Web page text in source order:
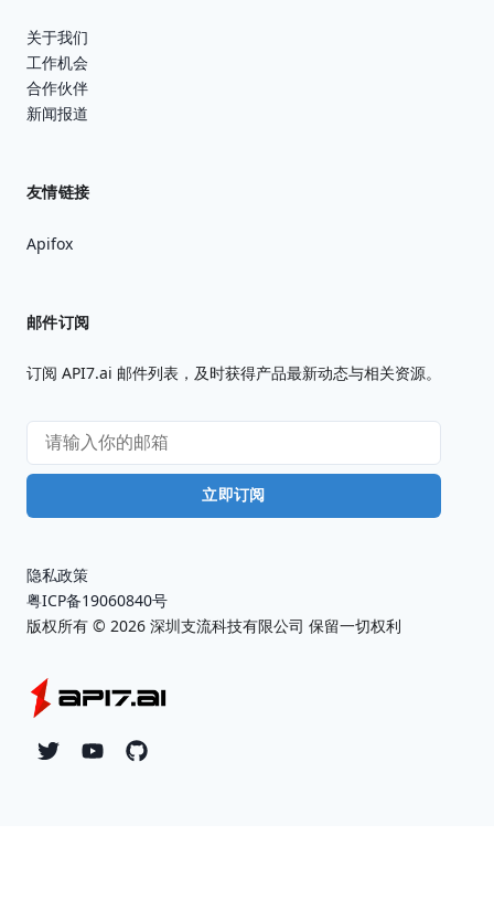
关于我们
工作机会
合作伙伴
新闻报道
友情链接
Apifox
邮件订阅
订阅 API7.ai 邮件列表，及时获得产品最新动态与相关资源。
立即订阅
TwitterYouTubeGithub
隐私政策
粤ICP备19060840号
版权所有 © 2026 深圳支流科技有限公司 保留一切权利